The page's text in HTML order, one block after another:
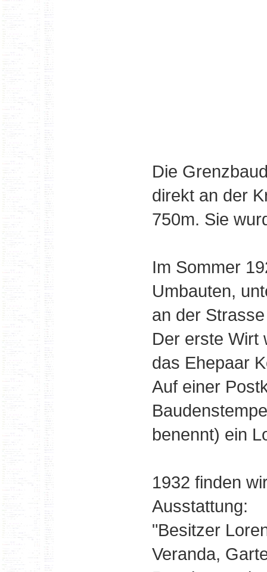
Die
direkt an der
750m. Sie
Im Sommer
Umbauten,
an der
Der erste Wirt
das Ehepaar
Auf einer
benennt) ein
1932 finden
Ausstattung:
"Besitzer
Veranda,